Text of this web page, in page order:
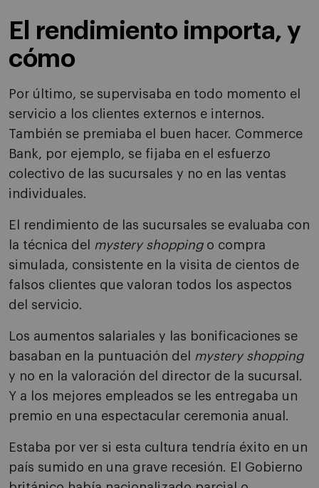
El rendimiento importa, y
cómo
Por último, se supervisaba en todo momento el
servicio a los clientes externos e internos.
También se premiaba el buen hacer. Commerce
Bank, por ejemplo, se fijaba en el esfuerzo
colectivo de las sucursales y no en las ventas
individuales.
El rendimiento de las sucursales se evaluaba con
la técnica del
mystery shopping o compra
simulada, consistente en la visita de cientos de
falsos clientes que valoran todos los aspectos
del servicio.
Los aumentos salariales y las bonificaciones se
basaban en la puntuación del
mystery shopping
y no en la valoración del director de la sucursal.
Y a los mejores empleados se les entregaba un
premio en una espectacular ceremonia anual.
Estaba por ver si esta cultura tendría éxito en un
país sumido en una grave recesión. El Gobierno